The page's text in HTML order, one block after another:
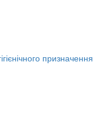
призначення